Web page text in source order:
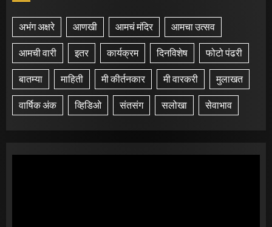
अभंग अक्षरे आणखी आमचं मंदिर आमचा उत्सव
आमची वारी इतर कार्यक्रम दिनविशेष फोटो पंढरी
बातम्या माहिती मी कीर्तनकार मी वारकरी मुलाखत
वार्षिक अंक व्हिडिओ संतसंग सलोखा सेवाभाव